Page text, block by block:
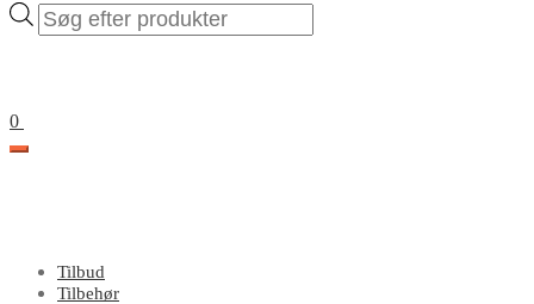
Products
search
0
Tilbud
Tilbehør